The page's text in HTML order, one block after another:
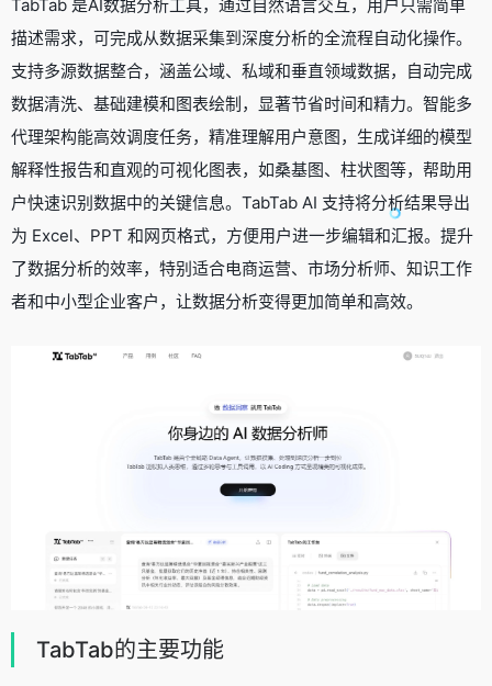
TabTab 是AI数据分析工具，通过自然语言交互，用户只需简单
描述需求，可完成从数据采集到深度分析的全流程自动化操作。
支持多源数据整合，涵盖公域、私域和垂直领域数据，自动完成
数据清洗、基础建模和图表绘制，显著节省时间和精力。智能多
代理架构能高效调度任务，精准理解用户意图，生成详细的模型
解释性报告和直观的可视化图表，如桑基图、柱状图等，帮助用
户快速识别数据中的关键信息。TabTab AI 支持将分析结果导出
为 Excel、PPT 和网页格式，方便用户进一步编辑和汇报。提升
了数据分析的效率，特别适合电商运营、市场分析师、知识工作
者和中小型企业客户，让数据分析变得更加简单和高效。
TabTab的主要功能